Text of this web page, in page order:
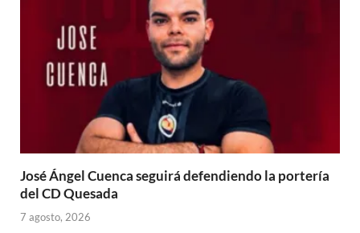
José Ángel Cuenca seguirá defendiendo la portería
del CD Quesada
7 agosto, 2026